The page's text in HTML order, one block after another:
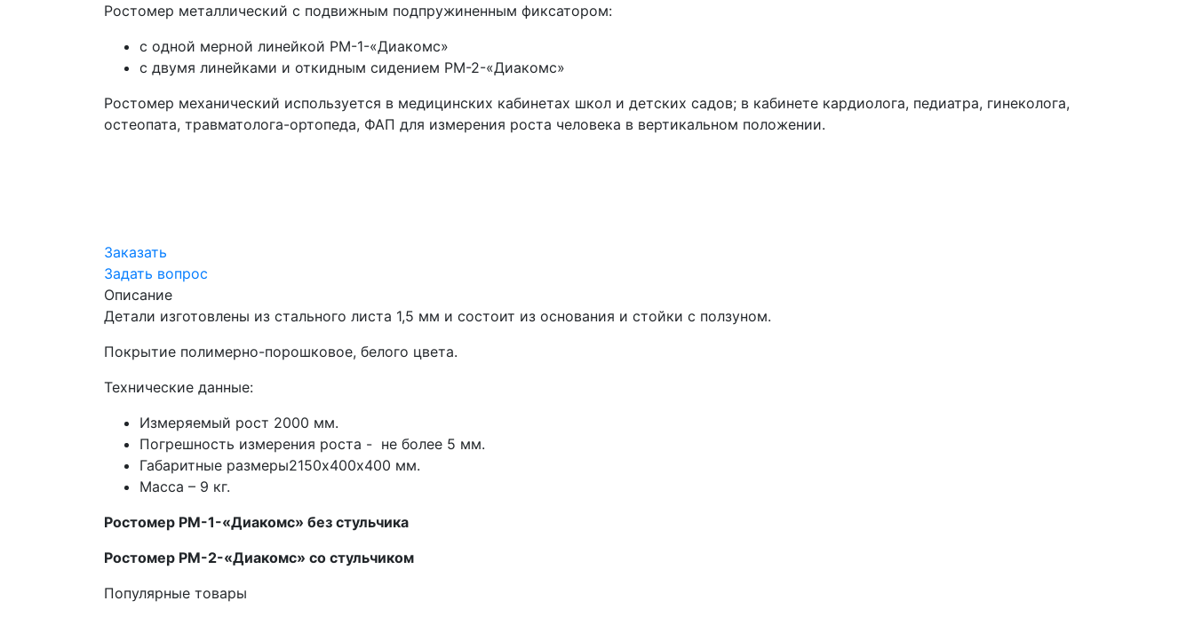
Ростомер металлический с подвижным подпружиненным фиксатором:
с одной мерной линейкой РМ-1-«Диакомс»
с двумя линейками и откидным сидением РМ-2-«Диакомс»
Ростомер механический используется в медицинских кабинетах школ и детских садов; в кабинете кардиолога, педиатра, гинеколога,
остеопата, травматолога-ортопеда, ФАП для измерения роста человека в вертикальном положении.
Заказать
Задать вопрос
Описание
Детали изготовлены из стального листа 1,5 мм и состоит из основания и стойки с ползуном.
Покрытие полимерно-порошковое, белого цвета.
Технические данные:
Измеряемый рост 2000 мм.
Погрешность измерения роста - не более 5 мм.
Габаритные размеры2150х400х400 мм.
Масса – 9 кг.
Ростомер РМ-1-«Диакомс» без стульчика
Ростомер РМ-2-«Диакомс» со стульчиком
Популярные товары